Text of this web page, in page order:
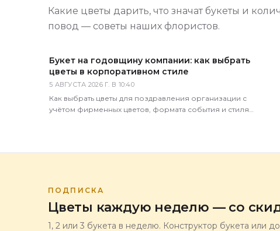
Какие цветы дарить, что значат букеты и
повод — советы наших флористов.
Букет на годовщину компании: как выбрать
цветы в корпоративном стиле
5 АВГУСТА 2026 Г. В 10:40
Как выбрать цветы для поздравления организации с
учётом фирменных цветов, формата события и стиля
ПОДПИСКА
Цветы каждую неделю — со
1, 2 или 3 букета в неделю. Конструктор букета или